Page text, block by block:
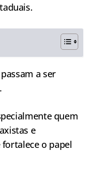
a ser
quem
e
o papel